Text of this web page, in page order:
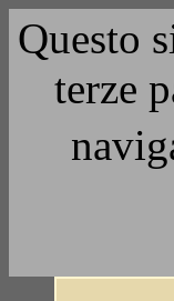
Questo
terze